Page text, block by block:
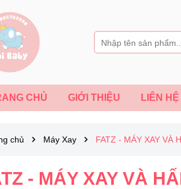
CHỦ GIỚI THIỆU LIÊN HỆ
chủ Máy Xay FATZ - MÁY XAY VÀ
- MÁY XAY VÀ